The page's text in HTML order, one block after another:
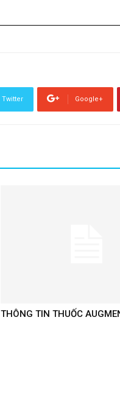
Twitter Google+
THÔNG TIN THUỐC